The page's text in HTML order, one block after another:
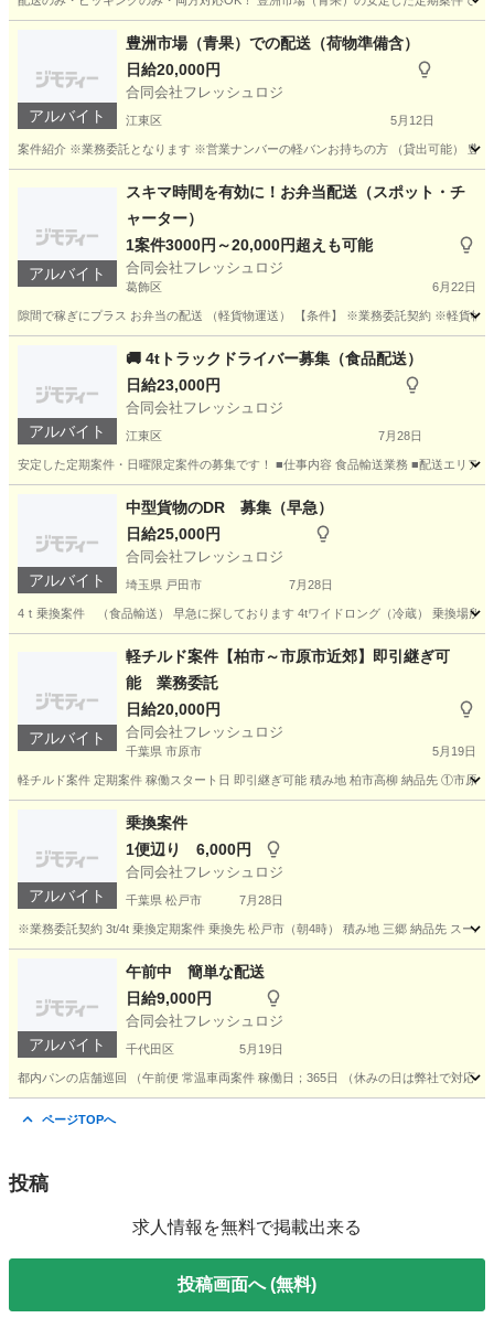
ドライバー 手数料
アルバイト
豊洲市場（青果）での配送（荷物準備含）
日給20,000円
合同会社フレッシュロジ
江東区 5月12日
案件紹介 ※業務委託となります ※営業ナンバーの軽バンお持ちの方 （貸出可能） 豊
ドライバー 青果
アルバイト
スキマ時間を有効に！お弁当配送（スポット・チ
ャーター）
1案件3000円～20,000円超えも可能
合同会社フレッシュロジ
葛飾区 6月22日
隙間で稼ぎにプラス お弁当の配送 （軽貨物運送） 【条件】 ※業務委託契約 ※軽貨物
配送 スポット
アルバイト
🚚 4tトラックドライバー募集（食品配送）
日給23,000円
合同会社フレッシュロジ
江東区 7月28日
安定した定期案件・日曜限定案件の募集です！ ■仕事内容 食品輸送業務 ■配送エリ
ドライバー 業務
アルバイト
中型貨物のDR 募集（早急）
日給25,000円
合同会社フレッシュロジ
埼玉県 戸田市 7月28日
4ｔ乗換案件 （食品輸送） 早急に探しております 4tワイドロング（冷蔵） 乗換場所
ドライバー 貨物
アルバイト
軽チルド案件【柏市～市原市近郊】即引継ぎ可
能 業務委託
日給20,000円
合同会社フレッシュロジ
千葉県 市原市 5月19日
軽チルド案件 定期案件 稼働スタート日 即引継ぎ可能 積み地 柏市高柳 納品先 ①市原
物流
アルバイト
乗換案件
1便辺り 6,000円
合同会社フレッシュロジ
千葉県 松戸市 7月28日
※業務委託契約 3t/4t 乗換定期案件 乗換先 松戸市（朝4時） 積み地 三郷 納品先 スー
ドライバー スタッフ
アルバイト
午前中 簡単な配送
日給9,000円
合同会社フレッシュロジ
千代田区 5月19日
都内パンの店舗巡回 （午前便 常温車両案件 稼働日；365日 （休みの日は弊社で対応
ページTOPへ
投稿
求人情報を無料で掲載出来る
投稿画面へ (無料)